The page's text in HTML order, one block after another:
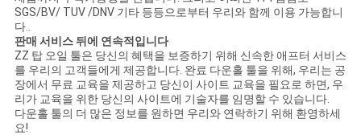
SGS/BV/ TUV /DNV 기타 등등으로부터 우리와 함께 이용 가능합니
다..
판매 서비스 뒤에 연속적입니다
ZZ 탑 오일 툴은 당신의 혜택을 보증하기 위해 신속한 애프터 서비스
를 우리의 고객들에게 제공합니다. 완료 다운홀 툴을 위해, 우리는 공
장에서 무료 교육을 제공하고 당신이 사이트 교육을 필요로 하면, 우
리가 교육을 위한 당신의 사이트에 기술자를 임명할 수 있습니다.
다운홀 툴의 더 많은 정보를 원하면 우리와 연락하기 위해 환영하세
요!